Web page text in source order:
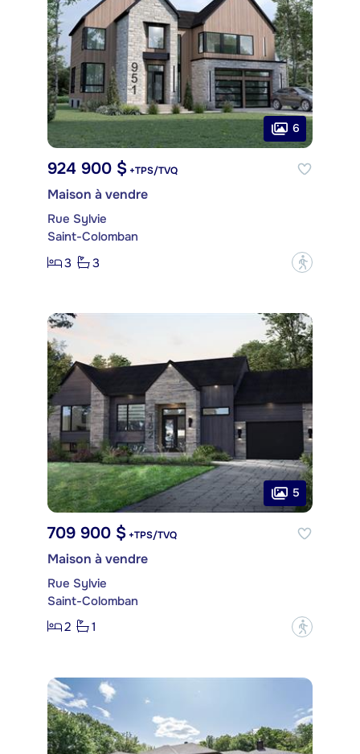
6
924 900 $ +TPS/TVQ
Maison à vendre
Rue Sylvie
Saint-Colomban
3
3 ?
5
709 900 $ +TPS/TVQ
Maison à vendre
Rue Sylvie
Saint-Colomban
2
1 ?